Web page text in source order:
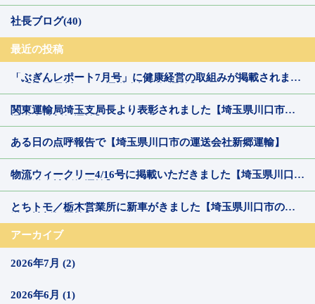
社長ブログ(40)
最近の投稿
「ぶぎんレポート7月号」に健康経営の取組みが掲載されまし
関東運輸局埼玉支局長より表彰されました【埼玉県川口市の
ある日の点呼報告で【埼玉県川口市の運送会社新郷運輸】
物流ウィークリー4/16号に掲載いただきました【埼玉県川口市
とちトモ／栃木営業所に新車がきました【埼玉県川口市の運
アーカイブ
2026年7月 (2)
2026年6月 (1)